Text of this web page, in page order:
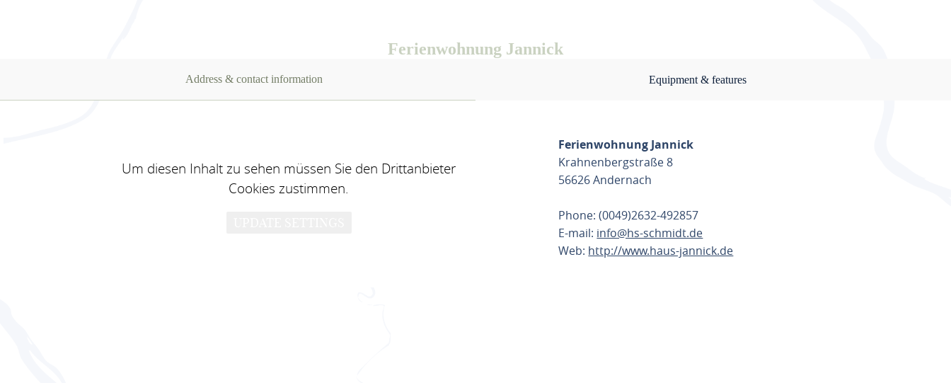
Ferienwohnung Jannick
Address & contact information Equipment & features
Um diesen Inhalt zu sehen müssen Sie den Drittanbieter
Cookies zustimmen.
Ferienwohnung Jannick
Krahnenbergstraße 8
56626 Andernach
Phone: (0049)2632-492857
E-mail: info@hs-schmidt.de
Web: http://www.haus-jannick.de